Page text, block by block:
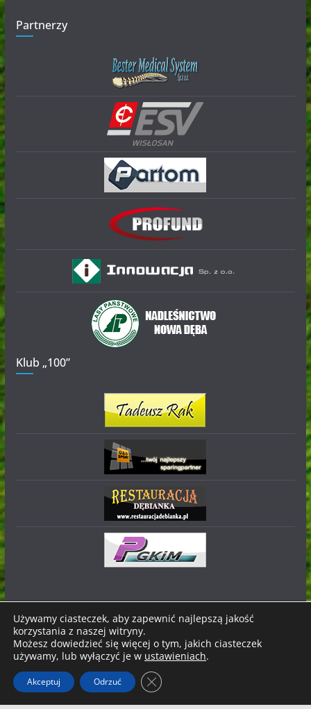
Partnerzy
Klub „100”
Prawa autorskie © 2026Stal Nowa Dęba. Wszystkie prawa
zastrzeżone.
Motyw:ColorMagstworzony przez ThemeGrill. Wspierane
przezWordPress
Używamy ciasteczek, aby zapewnić najlepszą jakość
korzystania z naszej witryny.
Możesz dowiedzieć się więcej o tym, jakich ciasteczek
używamy, lub wyłączyć je w ustawieniach.
Akceptuj Odrzuć Zamknij panel powiadomień o